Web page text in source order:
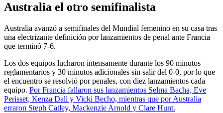
Australia el otro semifinalista
Australia avanzó a semifinales del Mundial femenino en su casa tras
una electrizante definición por lanzamientos de penal ante Francia
que terminó 7-6.
Los dos equipos lucharon intensamente durante los 90 minutos
reglamentarios y 30 minutos adicionales sin salir del 0-0, por lo que
el encuentro se resolvió por penales, con diez lanzamientos cada
equipo. Por Francia fallaron sus lanzamientos Selma Bacha, Eve
Perisset, Kenza Dali y Vicki Becho, mientras que por Australia
erraron Steph Catley, Mackenzie Arnold y Clare Hunt.